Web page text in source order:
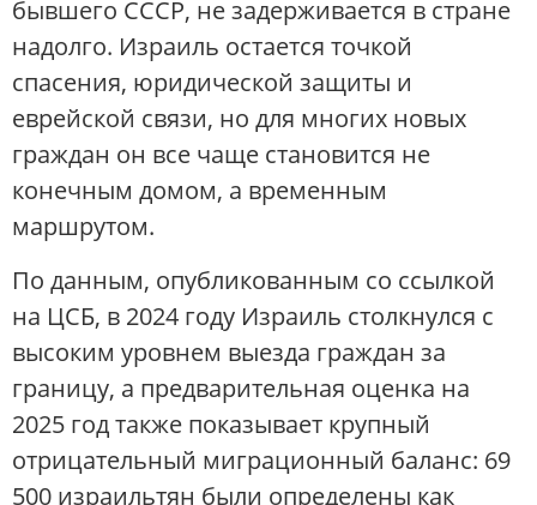
бывшего СССР, не задерживается в стране
надолго. Израиль остается точкой
спасения, юридической защиты и
еврейской связи, но для многих новых
граждан он все чаще становится не
конечным домом, а временным
маршрутом.
По данным, опубликованным со ссылкой
на ЦСБ, в 2024 году Израиль столкнулся с
высоким уровнем выезда граждан за
границу, а предварительная оценка на
2025 год также показывает крупный
отрицательный миграционный баланс: 69
500 израильтян были определены как